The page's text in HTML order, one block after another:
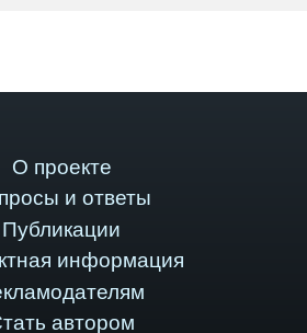
О проекте
и ответы
Публикации
информация
автором